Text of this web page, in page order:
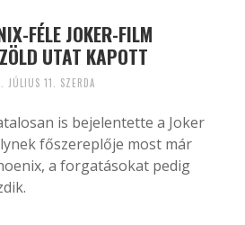
FÉLE JOKER-FILM
UTAT KAPOTT
JÚLIUS 11. SZERDA
is bejelentette a Joker
főszereplője most már
a forgatásokat pedig